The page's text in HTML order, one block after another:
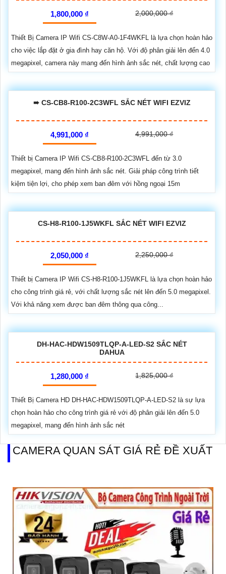
1,800,000 ₫ 2,000,000 ₫
Thiết Bị Camera IP Wifi CS-C8W-A0-1F4WKFL là lựa chọn hoàn hảo
cho việc lắp đặt ở gia đình hay căn hộ. Với độ phân giải lên đến 4.0
megapixel, camera này mang đến hình ảnh sắc nét, chất lượng cao
➠ CS-CB8-R100-2C3WFL SẮC NÉT WIFI EZVIZ
4,991,000 ₫ 4,991,000 ₫
Thiết bị Camera IP Wifi CS-CB8-R100-2C3WFL đến từ 3.0
megapixel, mang đến hình ảnh sắc nét. Giải pháp công trình tiết
kiệm tiện lợi, cho phép xem ban đêm với hồng ngoại 15m
CS-H8-R100-1J5WKFL SẮC NÉT WIFI EZVIZ
2,050,000 ₫ 2,250,000 ₫
Thiết bị Camera IP Wifi CS-H8-R100-1J5WKFL là lựa chọn hoàn hảo
cho công trình giá rẻ, với chất lượng sắc nét lên đến 5.0 megapixel.
Với khả năng xem được ban đêm thông qua công...
DH-HAC-HDW1509TLQP-A-LED-S2 SẮC NÉT
DAHUA
1,280,000 ₫ 1,825,000 ₫
Thiết Bị Camera HD DH-HAC-HDW1509TLQP-A-LED-S2 là sự lựa
chọn hoàn hảo cho công trình giá rẻ với độ phân giải lên đến 5.0
megapixel, mang đến hình ảnh sắc nét
CAMERA QUAN SÁT GIÁ RẺ ĐỀ XUẤT